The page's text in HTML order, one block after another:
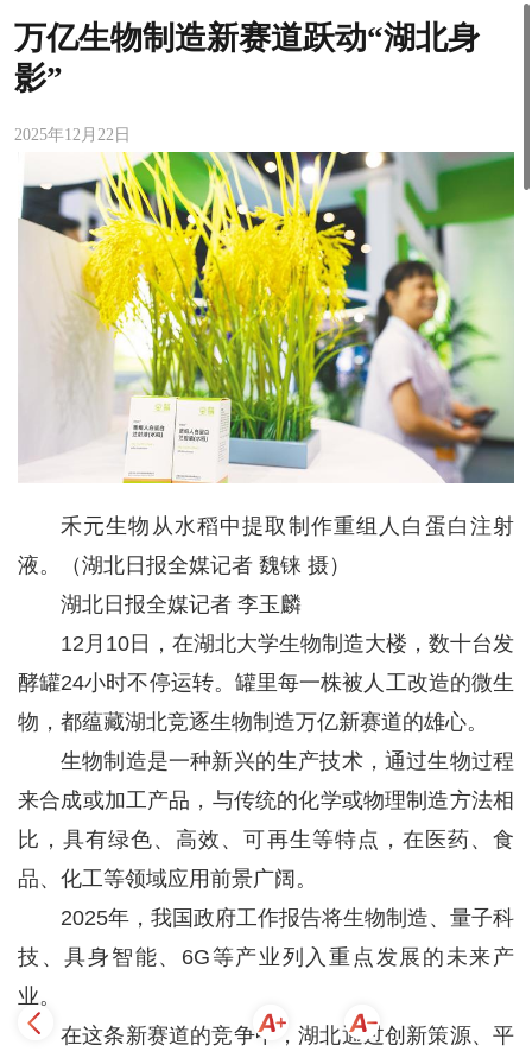
万亿生物制造新赛道跃动“湖北身
影”
2025年12月22日
禾元生物从水稻中提取制作重组人白蛋白注射
液。（湖北日报全媒记者 魏铼 摄）
湖北日报全媒记者 李玉麟
12月10日，在湖北大学生物制造大楼，数十台发
酵罐24小时不停运转。罐里每一株被人工改造的微生
物，都蕴藏湖北竞逐生物制造万亿新赛道的雄心。
生物制造是一种新兴的生产技术，通过生物过程
来合成或加工产品，与传统的化学或物理制造方法相
比，具有绿色、高效、可再生等特点，在医药、食
品、化工等领域应用前景广阔。
2025年，我国政府工作报告将生物制造、量子科
技、具身智能、6G等产业列入重点发展的未来产
业。
在这条新赛道的竞争中，湖北通过创新策源、平